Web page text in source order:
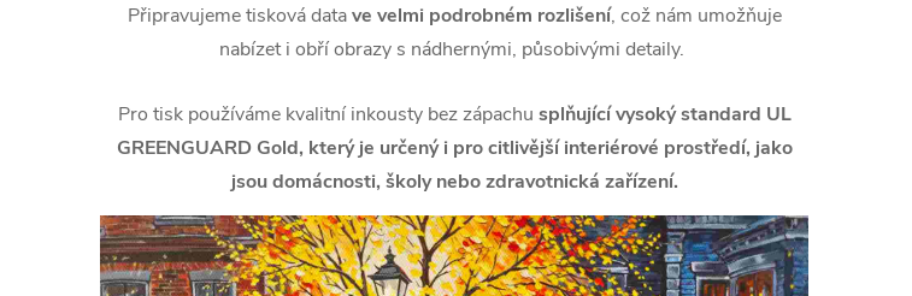
Připravujeme tisková datave velmi podrobném rozlišení, což nám umožňuje
nabízet i obří obrazy s nádhernými, působivými detaily.
Pro tisk používáme kvalitní inkousty bez zápachu splňující vysoký standard UL
GREENGUARD Gold, který je určený i pro citlivější interiérové prostředí, jako
jsou domácnosti, školy nebo zdravotnická zařízení.